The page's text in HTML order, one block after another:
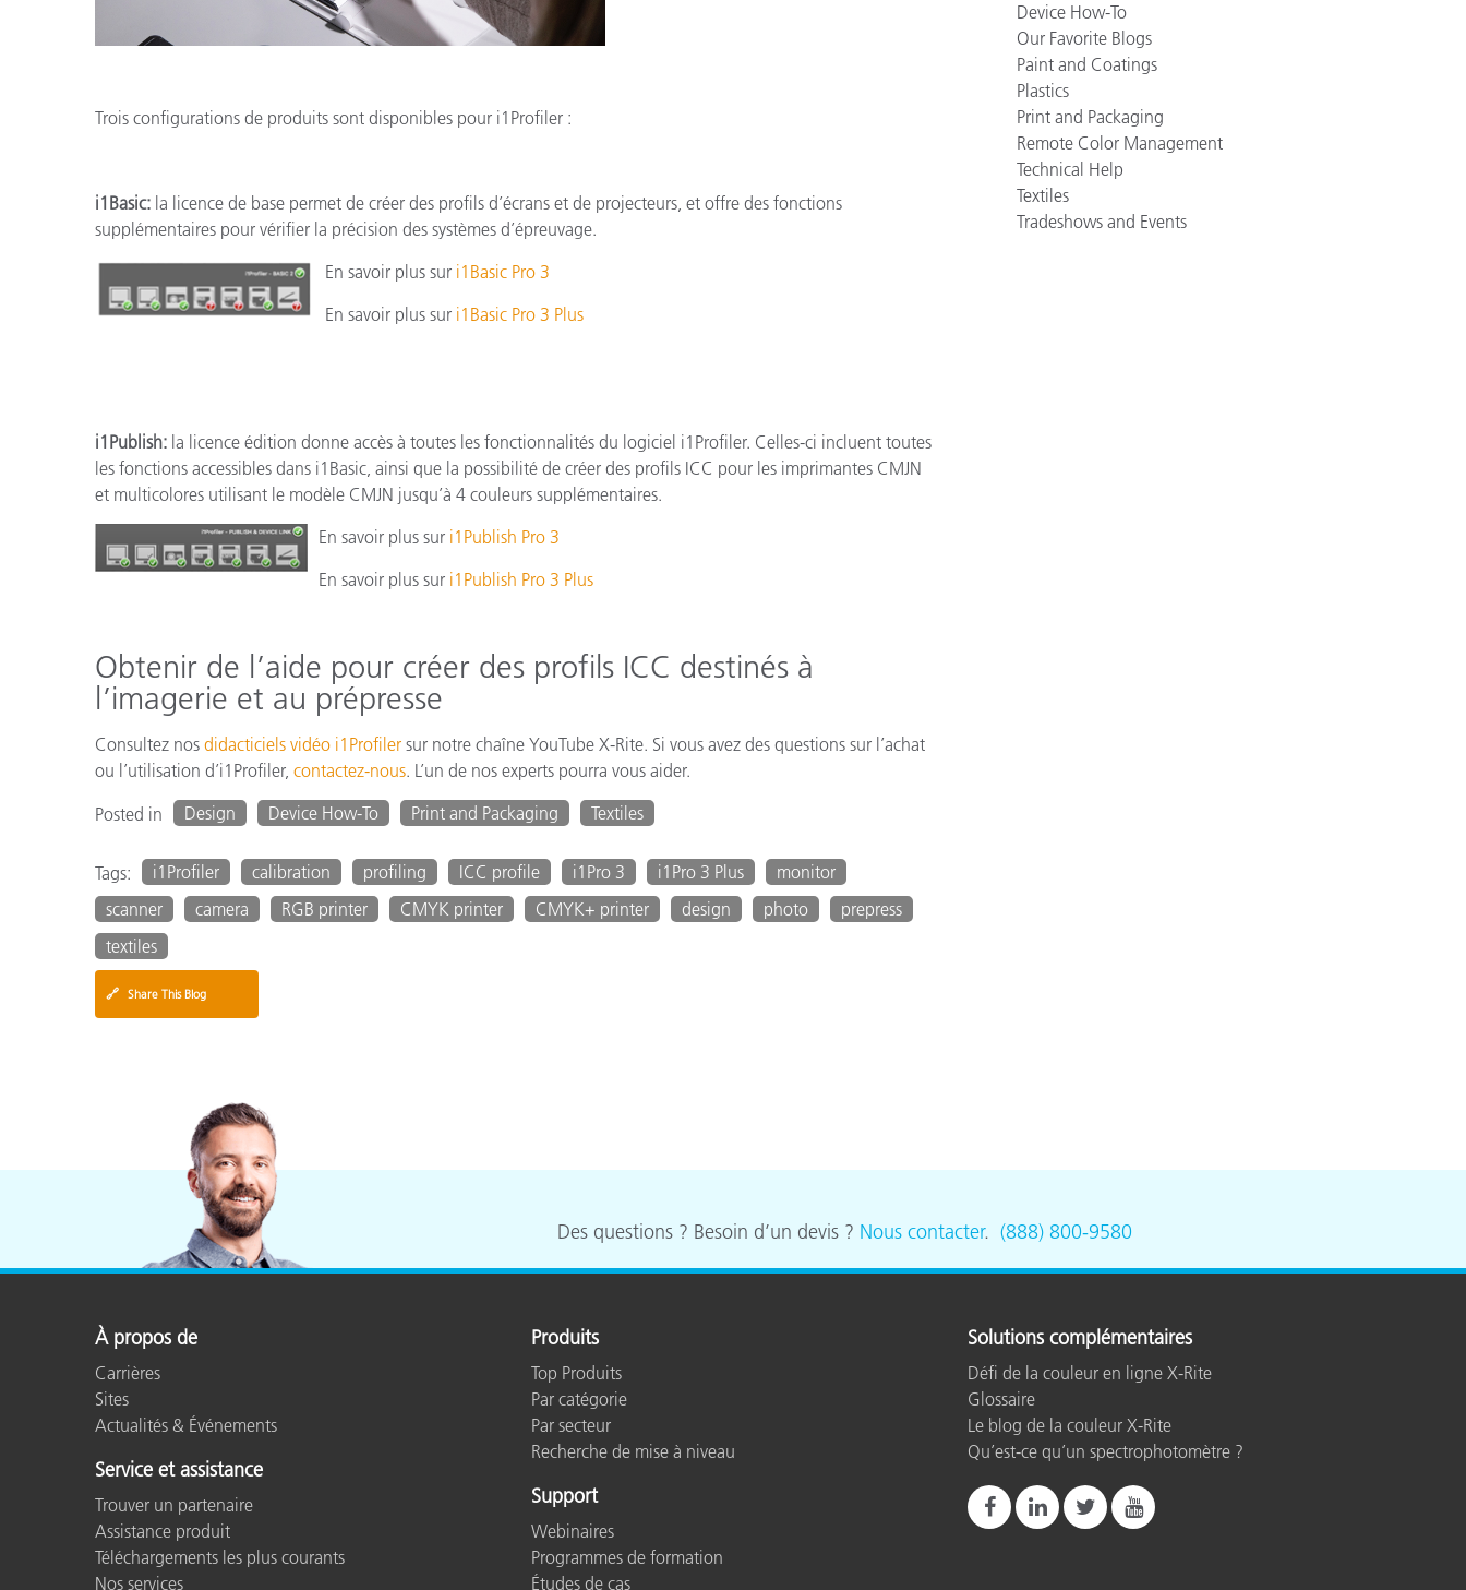
Trois configurations de produits sont disponibles pour i1Profiler :
i1Basic: la licence de base permet de créer des profils d’écrans et de projecteurs, et offre des fonctions
supplémentaires pour vérifier la précision des systèmes d’épreuvage.
En savoir plus sur i1Basic Pro 3
En savoir plus sur i1Basic Pro 3 Plus
i1Publish: la licence édition donne accès à toutes les fonctionnalités du logiciel i1Profiler. Celles-ci incluent toutes
les fonctions accessibles dans i1Basic, ainsi que la possibilité de créer des profils ICC pour les imprimantes CMJN
et multicolores utilisant le modèle CMJN jusqu’à 4 couleurs supplémentaires.
En savoir plus sur i1Publish Pro 3
En savoir plus sur i1Publish Pro 3 Plus
Obtenir de l’aide pour créer des profils ICC destinés à
l’imagerie et au prépresse
Consultez nos didacticiels vidéo i1Profiler sur notre chaîne YouTube X-Rite. Si vous avez des questions sur l’achat
ou l’utilisation d’i1Profiler, contactez-nous. L’un de nos experts pourra vous aider.
Posted in
Design Device How-To Print and Packaging Textiles
Tags: i1Profiler calibration profiling ICC profile i1Pro 3 i1Pro 3 Plus
monitor
scanner
camera RGB printer CMYK printer CMYK+ printer design photo
prepress
textiles
🔗 Share This Blog
Device How-To
Our Favorite Blogs
Paint and Coatings
Plastics
Print and Packaging
Remote Color Management
Technical Help
Textiles
Tradeshows and Events
Des questions ? Besoin d’un devis ? Nous contacter. (888) 800-9580
À propos de
Carrières
Sites
Actualités & Événements
Service et assistance
Trouver un partenaire
Assistance produit
Téléchargements les plus courants
Nos services
Produits
Top Produits
Par catégorie
Par secteur
Recherche de mise à niveau
Support
Webinaires
Programmes de formation
Études de cas
Solutions complémentaires
Défi de la couleur en ligne X-Rite
Glossaire
Le blog de la couleur X-Rite
Qu’est-ce qu’un spectrophotomètre ?